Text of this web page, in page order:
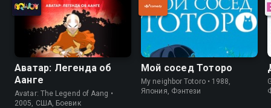
Аватар: Легенда об
Аанге
Avatar: The Legend of Aang •
2005, США, Боевик
Мой сосед Тоторо
My neighbor Totoro • 1988,
Япония, Фэнтези